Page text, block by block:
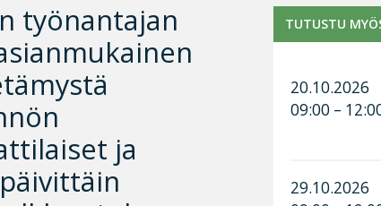
työnantajan
ja
TUTUSTU
20.10.2026
09:00 –
29.10.2026